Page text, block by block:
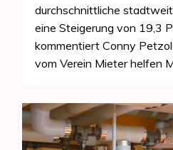
durchschnittliche
eine Steigerung von 19,3
kommentiert Conny
vom Verein Mieter helfen